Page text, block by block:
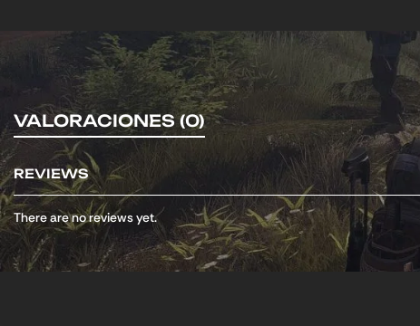
VALORACIONES (0)
REVIEWS
There are no reviews yet.